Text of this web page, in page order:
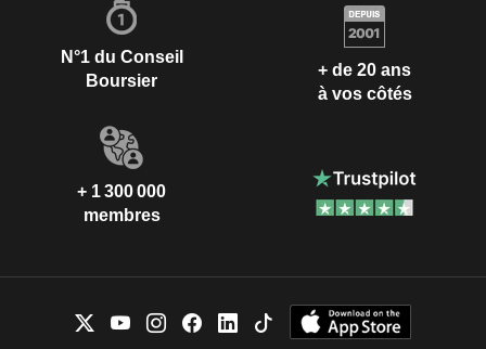
N°1 du Conseil
Boursier
+ de 20 ans
à vos côtés
+ 1 300 000
membres